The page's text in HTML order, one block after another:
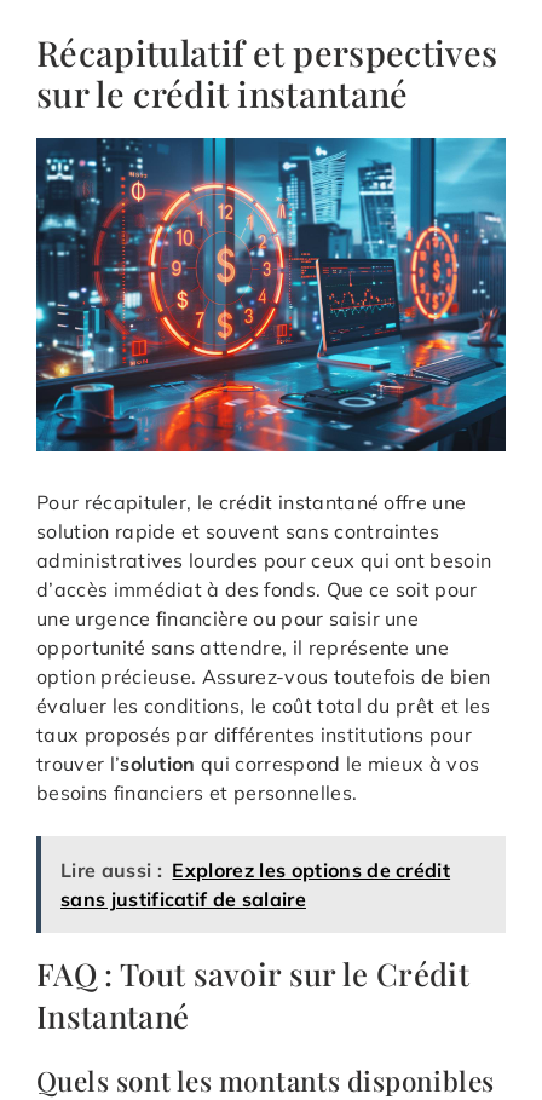
Récapitulatif et perspectives
sur le crédit instantané
Pour récapituler, le crédit instantané offre une
solution rapide et souvent sans contraintes
administratives lourdes pour ceux qui ont besoin
d’accès immédiat à des fonds. Que ce soit pour
une urgence financière ou pour saisir une
opportunité sans attendre, il représente une
option précieuse. Assurez-vous toutefois de bien
évaluer les conditions, le coût total du prêt et les
taux proposés par différentes institutions pour
trouver l’solution qui correspond le mieux à vos
besoins financiers et personnelles.
Lire aussi : Explorez les options de crédit
sans justificatif de salaire
FAQ : Tout savoir sur le Crédit
Instantané
Quels sont les montants disponibles